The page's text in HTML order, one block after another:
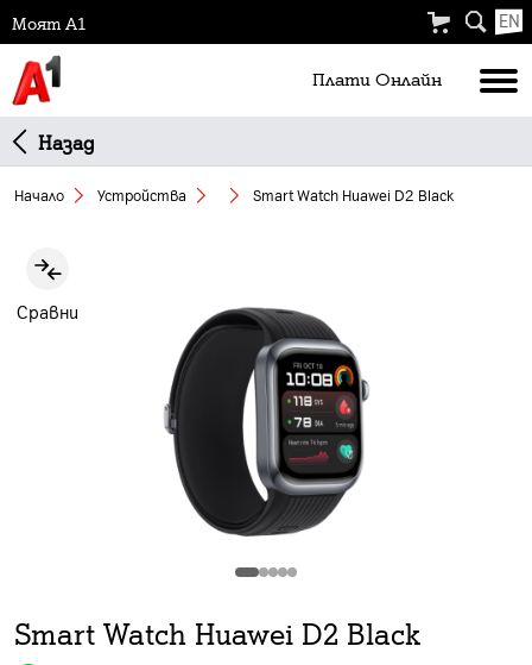
Моят А1 EN
Плати Oнлайн
Назад
Начало Устройства Smart Watch Huawei D2 Black
Сравни
Smart Watch Huawei D2 Black